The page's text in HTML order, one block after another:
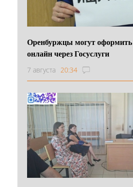
Оренбуржцы могут оформить
онлайн через Госуслуги
7 августа 20:34